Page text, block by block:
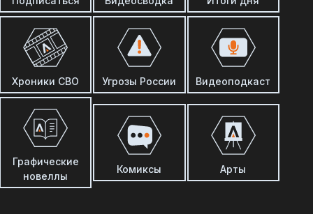
Хроники СВО Угрозы России Видеоподкаст
Графические
новеллы
Комиксы Арты